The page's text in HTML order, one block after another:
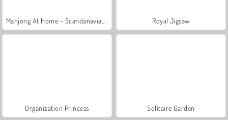
Royal Jigsaw
Organization Princess Solitaire Garden